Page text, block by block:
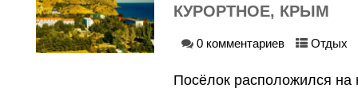
КУРОРТНОЕ, КРЫМ
0 комментариев Отдых
Посёлок расположился на